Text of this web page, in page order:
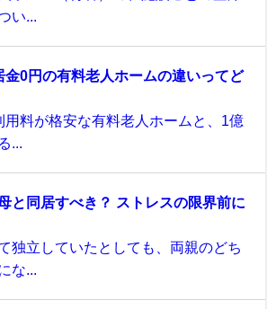
い...
金0円の有料老人ホームの違いってど
用料が格安な有料老人ホームと、1億
...
と同居すべき？ ストレスの限界前に
独立していたとしても、両親のどち
な...